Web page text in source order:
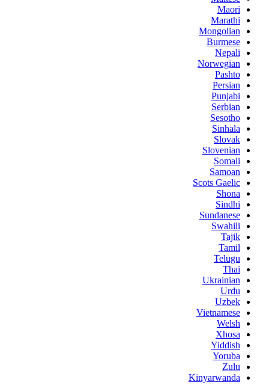
Maori
Marathi
Mongolian
Burmese
Nepali
Norwegian
Pashto
Persian
Punjabi
Serbian
Sesotho
Sinhala
Slovak
Slovenian
Somali
Samoan
Scots Gaelic
Shona
Sindhi
Sundanese
Swahili
Tajik
Tamil
Telugu
Thai
Ukrainian
Urdu
Uzbek
Vietnamese
Welsh
Xhosa
Yiddish
Yoruba
Zulu
Kinyarwanda